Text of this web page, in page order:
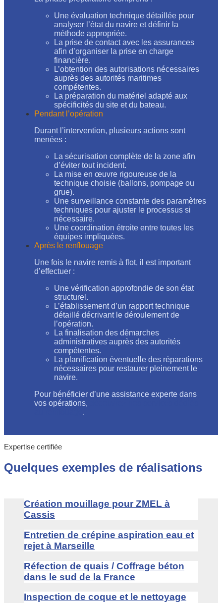
Une évaluation technique détaillée pour
analyser l’état du navire et définir la
méthode appropriée.
La prise de contact avec les assurances
afin d’organiser la prise en charge
financière.
L’obtention des autorisations nécessaires
auprès des autorités maritimes
compétentes.
La préparation du matériel adapté aux
spécificités du site et du bateau.
Pendant l’opération
Durant l’intervention, plusieurs actions sont
menées :
La sécurisation complète de la zone afin
d’éviter tout incident.
La mise en œuvre rigoureuse de la
technique choisie (ballons, pompage ou
grue).
Une surveillance constante des paramètres
techniques pour ajuster le processus si
nécessaire.
Une coordination étroite entre toutes les
équipes impliquées.
Après le renflouage
Une fois le navire remis à flot, il est important
d’effectuer :
Une vérification approfondie de son état
structurel.
L’établissement d’un rapport technique
détaillé décrivant le déroulement de
l’opération.
La finalisation des démarches
administratives auprès des autorités
compétentes.
La planification éventuelle des réparations
nécessaires pour restaurer pleinement le
navire.
Pour bénéficier d’une assistance experte dans
vos opérations,
.
Expertise certifiée
Quelques exemples de réalisations
Création mouillage pour ZMEL à
Cassis
Entretien de crépine aspiration eau et
rejet à Marseille
Réfection de quais / Coffrage béton
dans le sud de la France
Inspection de coque et le nettoyage